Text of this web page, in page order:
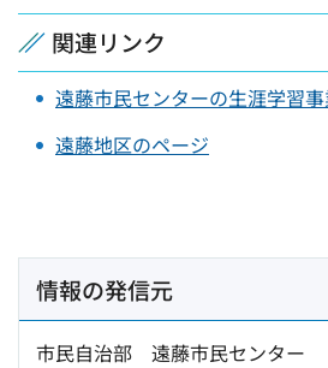
関連リンク
遠藤市民センターの生涯学習
遠藤地区のページ
情報の発信元
市民自治部 遠藤市民センター